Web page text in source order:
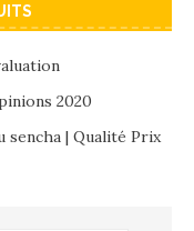
2020
| Qualité Prix